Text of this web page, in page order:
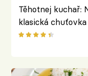
Těhotnej kuchař:
klasická